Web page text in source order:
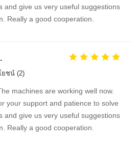
and give us very useful suggestions
Really a good cooperation.
ยชน์ (2)
machines are working well now.
your support and patience to solve
and give us very useful suggestions
Really a good cooperation.